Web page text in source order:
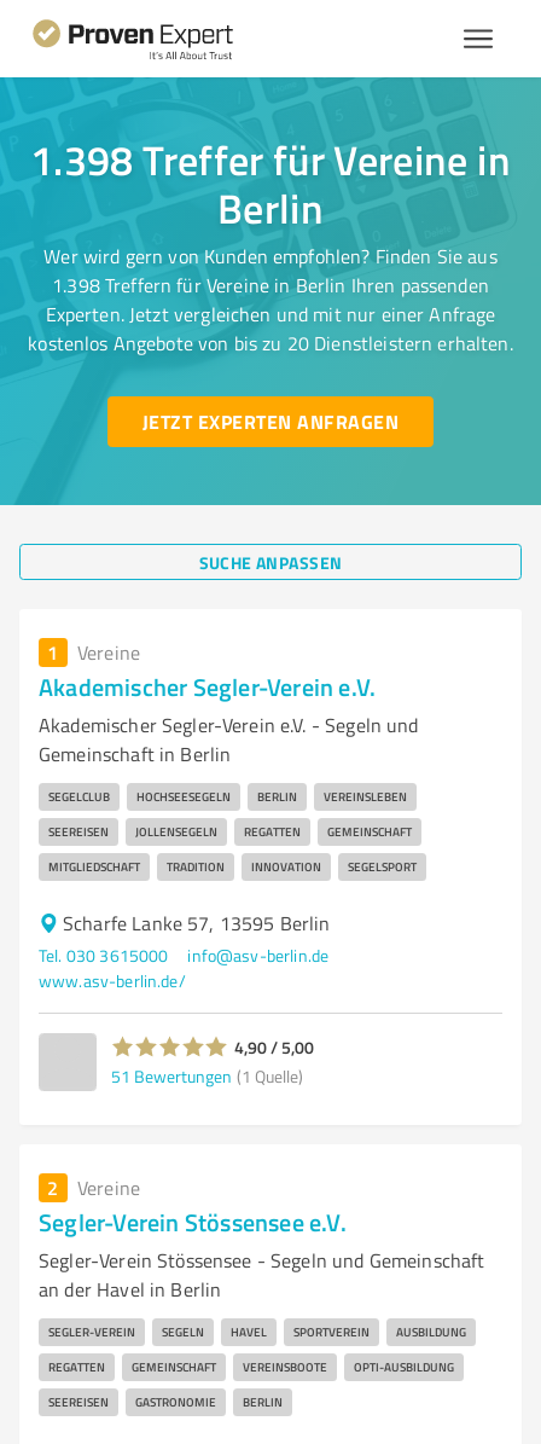
1.398 Treffer für Vereine in
Berlin
Wer wird gern von Kunden empfohlen? Finden Sie aus
1.398 Treffern für Vereine in Berlin Ihren passenden
Experten. Jetzt vergleichen und mit nur einer Anfrage
kostenlos Angebote von bis zu 20 Dienstleistern erhalten.
JETZT EXPERTEN ANFRAGEN
SUCHE ANPASSEN
1 Vereine
Akademischer Segler-Verein e.V.
Akademischer Segler-Verein e.V. - Segeln und
Gemeinschaft in Berlin
SEGELCLUB HOCHSEESEGELN BERLIN VEREINSLEBEN
SEEREISEN JOLLENSEGELN REGATTEN GEMEINSCHAFT
MITGLIEDSCHAFT TRADITION INNOVATION SEGELSPORT
Scharfe Lanke 57, 13595 Berlin
Tel. 030 3615000
info@asv-berlin.de
www.asv-berlin.de/
4,90 / 5,00
51 Bewertungen (1 Quelle)
2 Vereine
Segler-Verein Stössensee e.V.
Segler-Verein Stössensee - Segeln und Gemeinschaft
an der Havel in Berlin
SEGLER-VEREIN SEGELN HAVEL SPORTVEREIN AUSBILDUNG
REGATTEN GEMEINSCHAFT VEREINSBOOTE OPTI-AUSBILDUNG
SEEREISEN GASTRONOMIE BERLIN